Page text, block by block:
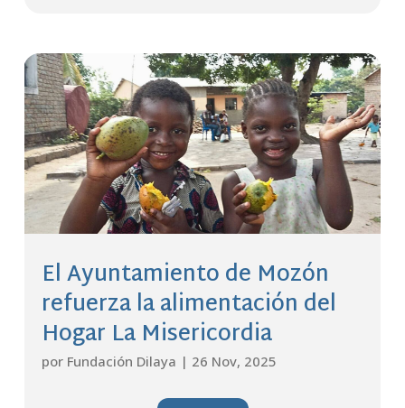
El Ayuntamiento de Mozón
refuerza la alimentación del
Hogar La Misericordia
por Fundación Dilaya | 26 Nov, 2025